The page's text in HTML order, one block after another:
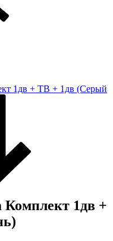
1дв + ТВ + 1дв (Серый
1дв +